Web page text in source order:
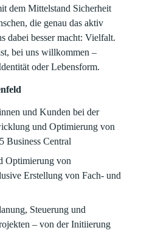
dem Mittelstand Sicherheit
die genau das aktiv
dabei besser macht: Vielfalt.
bei uns willkommen –
oder Lebensform.
und Kunden bei der
und Optimierung von
Business Central
Optimierung von
Erstellung von Fach‑ und
Steuerung und
– von der Initiierung